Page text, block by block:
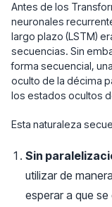
Antes de los
neuronales
largo plazo (LSTM)
secuencias. Sin
forma secuencial,
oculto de la décima
los estados ocultos
Esta naturaleza
Sin
utilizar de
esperar a que